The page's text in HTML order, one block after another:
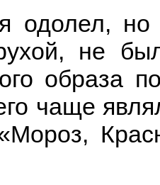
одолел,
не
образа
чаще